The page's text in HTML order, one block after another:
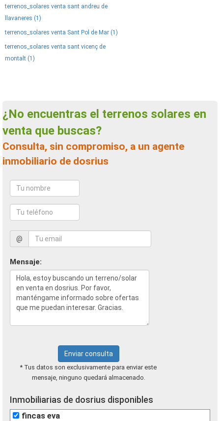
terrenos_solares venta sant andreu de
llavaneres (1)
terrenos_solares venta Sant Pol de Mar (1)
terrenos_solares venta sant vicenç de
montalt (1)
¿No encuentras el terrenos solares en
venta que buscas?
Consulta, sin compromiso, a un agente
inmobiliario de dosrius
@
Mensaje:
Enviar consulta
* Tus datos son exclusivamente para enviar este
mensaje, ninguno quedará almacenado.
Inmobiliarias de dosrius disponibles
fincas eva